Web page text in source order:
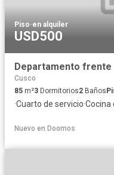
Piso·en alquiler
USD500
Departamento frente
Cusco
85 m²3 Dormitorios2 Baños
·Cuarto de servicio·Cocina
Nuevo en Doomos